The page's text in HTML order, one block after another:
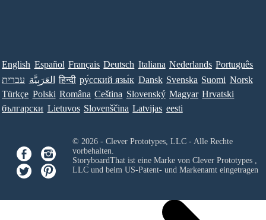
English Español Français Deutsch Italiana Nederlands Português
עברית العَرَبِيَّة हिन्दी ру́сский язы́к Dansk Svenska Suomi Norsk
Türkçe Polski Româna Ceština Slovenský Magyar Hrvatski
български Lietuvos Slovenščina Latvijas eesti
© 2026 - Clever Prototypes, LLC - Alle Rechte
vorbehalten.
StoryboardThat ist eine Marke von Clever Prototypes ,
LLCund beim US-Patent- und Markenamt eingetragen